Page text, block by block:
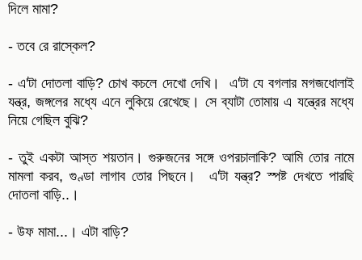
দিলে মামা?
- তবে রে রাস্কেল?
- এ'টা দোতলা বাড়ি? চোখ কচলে দেখো দেখি। এ'টা যে বগলার মগজধোলাই
যন্ত্র, জঙ্গলের মধ্যে এনে লুকিয়ে রেখেছে। সে ব্যাটা তোমায় এ যন্ত্রের মধ্যে
নিয়ে গেছিল বুঝি?
- তুই একটা আস্ত শয়তান। গুরুজনের সঙ্গে ওপরচালাকি? আমি তোর নামে
মামলা করব, গুণ্ডা লাগাব তোর পিছনে। এ'টা যন্ত্র? স্পষ্ট দেখতে পারছি
দোতলা বাড়ি..।
- উফ মামা...। এটা বাড়ি?